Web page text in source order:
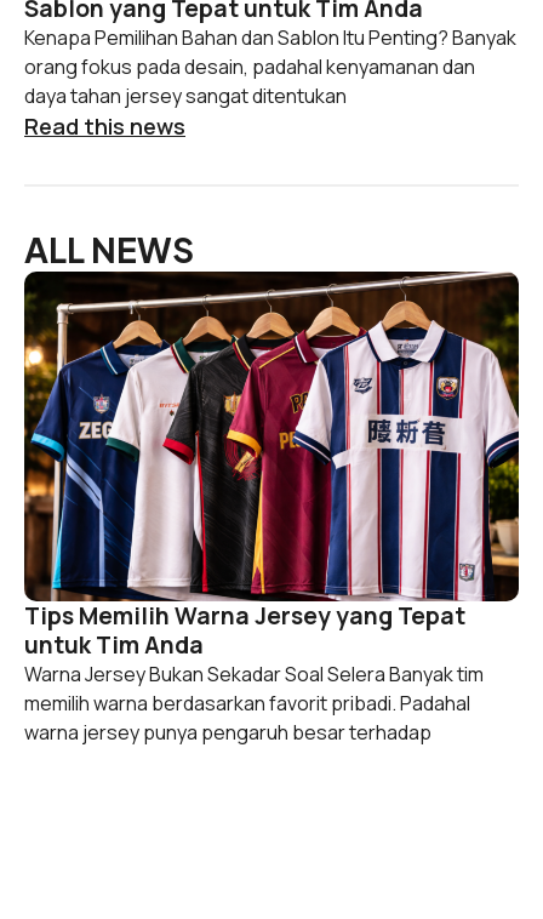
Sablon yang Tepat untuk Tim Anda
Kenapa Pemilihan Bahan dan Sablon Itu Penting? Banyak
orang fokus pada desain, padahal kenyamanan dan
daya tahan jersey sangat ditentukan
Read this news
ALL NEWS
Tips Memilih Warna Jersey yang Tepat
untuk Tim Anda
Warna Jersey Bukan Sekadar Soal Selera Banyak tim
memilih warna berdasarkan favorit pribadi. Padahal
warna jersey punya pengaruh besar terhadap